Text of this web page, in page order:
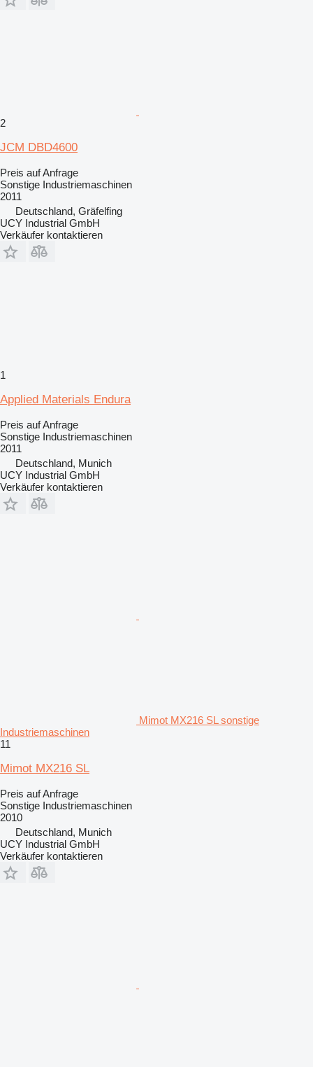
2
JCM DBD4600
Preis auf Anfrage
Sonstige Industriemaschinen
2011
Deutschland, Gräfelfing
UCY Industrial GmbH
Verkäufer kontaktieren
1
Applied Materials Endura
Preis auf Anfrage
Sonstige Industriemaschinen
2011
Deutschland, Munich
UCY Industrial GmbH
Verkäufer kontaktieren
Mimot MX216 SL sonstige
Industriemaschinen
11
Mimot MX216 SL
Preis auf Anfrage
Sonstige Industriemaschinen
2010
Deutschland, Munich
UCY Industrial GmbH
Verkäufer kontaktieren